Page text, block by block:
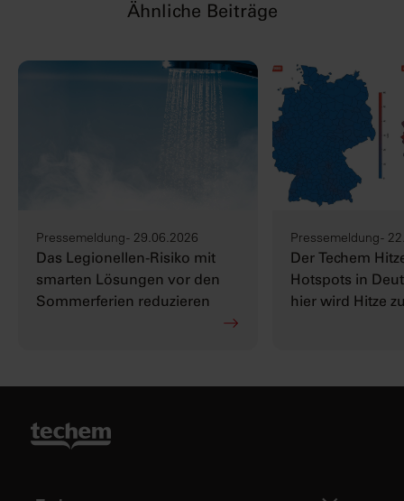
Ähnliche Beiträge
Pressemeldung - 29.06.2026
Das Legionellen-Risiko mit
smarten Lösungen vor den
Sommerferien reduzieren
Pressemeldung -
Der Techem
Hotspots in
hier wird Hitze